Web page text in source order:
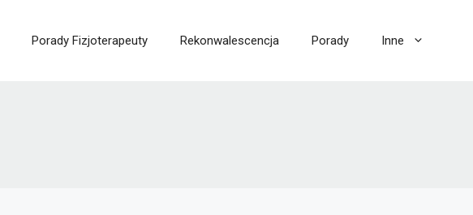
Porady Fizjoterapeuty Rekonwalescencja Porady Inne